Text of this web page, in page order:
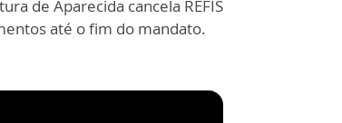
de Aparecida cancela REFIS
até o fim do mandato.